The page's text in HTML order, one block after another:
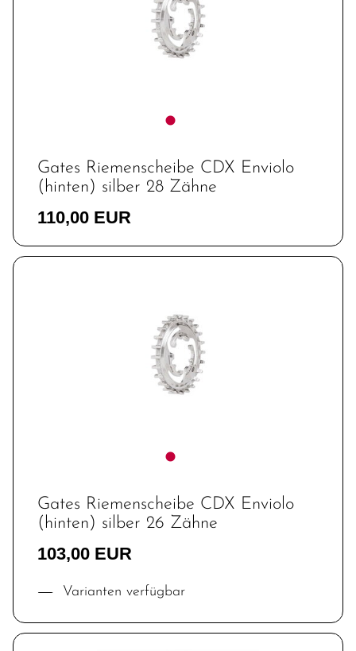
Gates Riemenscheibe CDX Enviolo
(hinten) silber 28 Zähne
110,00 EUR
Gates Riemenscheibe CDX Enviolo
(hinten) silber 26 Zähne
103,00 EUR
Varianten verfügbar